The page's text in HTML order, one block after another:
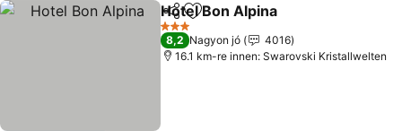
Megosztás
Hozzáadás a kedvencekhez
Hotel Bon Alpina
3 Kategória
8,2 Nagyon jó
4016
16.1 km-re innen: Swarovski Kristallwelten